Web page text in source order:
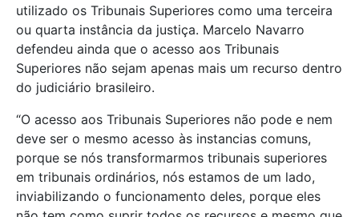
utilizado os Tribunais Superiores como uma terceira
ou quarta instância da justiça. Marcelo Navarro
defendeu ainda que o acesso aos Tribunais
Superiores não sejam apenas mais um recurso dentro
do judiciário brasileiro.
“O acesso aos Tribunais Superiores não pode e nem
deve ser o mesmo acesso às instancias comuns,
porque se nós transformarmos tribunais superiores
em tribunais ordinários, nós estamos de um lado,
inviabilizando o funcionamento deles, porque eles